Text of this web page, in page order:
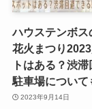
ハウステンボス
花火まつり
トはある？渋
駐車場について
2023年9月14日